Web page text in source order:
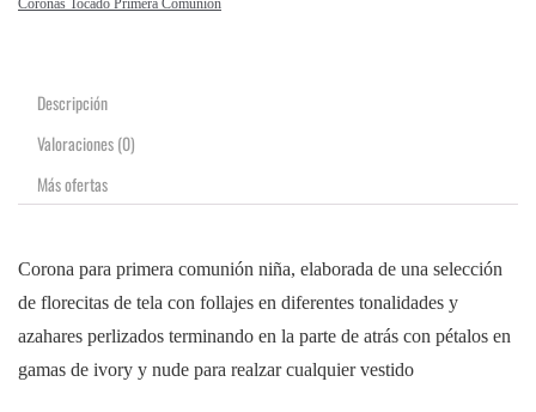
Coronas Tocado Primera Comunión
Descripción
Valoraciones (0)
Más ofertas
Corona para primera comunión niña, elaborada de una selección
de florecitas de tela con follajes en diferentes tonalidades y
azahares perlizados terminando en la parte de atrás con pétalos en
gamas de ivory y nude para realzar cualquier vestido